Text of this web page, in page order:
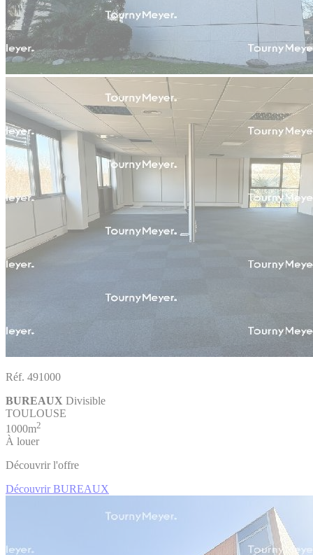
Réf. 491000
BUREAUX Divisible
TOULOUSE
1000m2
À louer
Découvrir l'offre
Découvrir BUREAUX